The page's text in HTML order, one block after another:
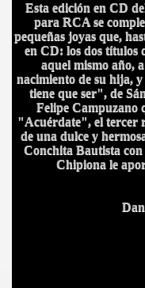
Esta edición en CD
para RCA se
pequeñas joyas que,
en CD: los dos títulos
aquel mismo año,
nacimiento de su hija,
tiene que ser", de
Felipe Campuzano
"Acuérdate", el tercer
de una dulce y
Conchita Bautista
Chipiona le